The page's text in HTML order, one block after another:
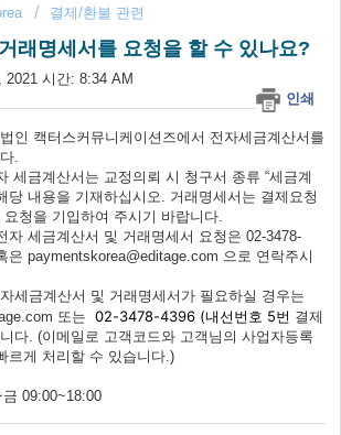
결제/환불 관련
래명세서를 요청을 할 수 있나요?
인쇄
시간: 8:34 AM
인 캑터스커뮤니케이션즈에서 전자세금계산서를
.
세금계산서는 교정의뢰 시 청구서 종류 “세금계
당 내용을 기재하십시오. 거래명세서는 결제요청
청을 기입하여 주시기 바랍니다.
자 세금계산서 및 거래명세서 요청은 02-3478-
은 paymentskorea@editage.com 으로 연락주시
세금계산서 및 거래명세서가 필요하실 경우는
또는 02-3478-4396 (내선번호 5번 결제
다. (이메일로 고객코드와 고객님의 사업자등록
르게 처리할 수 있습니다.)
09:00~18:00